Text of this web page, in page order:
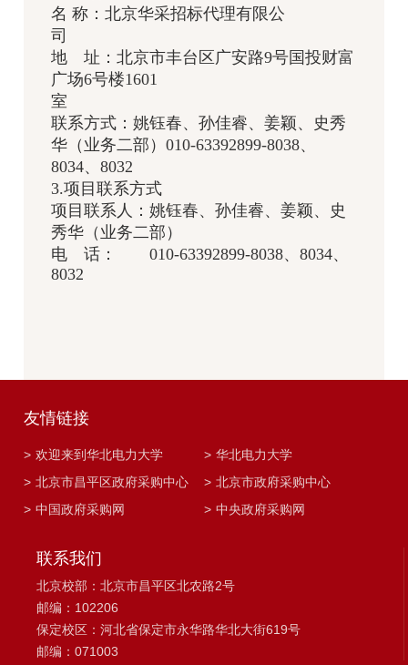
名 称：北京华采招标代理有限公
司
地 址：北京市丰台区广安路9号国投财富
广场6号楼1601
室
联系方式：姚钰春、孙佳睿、姜颖、史秀
华（业务二部）010-63392899-8038、
8034、8032
3.项目联系方式
项目联系人：姚钰春、孙佳睿、姜颖、史
秀华（业务二部）
电 话： 010-63392899-8038、8034、
8032
友情链接
> 欢迎来到华北电力大学 > 华北电力大学
> 北京市昌平区政府采购中心 > 北京市政府采购中心
> 中国政府采购网 > 中央政府采购网
联系我们
北京校部：北京市昌平区北农路2号
邮编：102206
保定校区：河北省保定市永华路华北大街619号
邮编：071003